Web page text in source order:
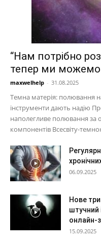
“Нам потрібно
тепер ми можемо
maxwelhelp - 31.08.2025
Темна матерія: полювання на
інструменти дають надію
наполегливе полювання за
компонентів Всесвіту-
06.09.2025
Нове
штучний
онлайн-
15.09.2025